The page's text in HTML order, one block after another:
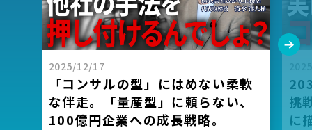
2025/12/17
「コンサルの型」にはめない柔軟
な伴走。「量産型」に頼らない、
100億円企業への成長戦略。
挑
に